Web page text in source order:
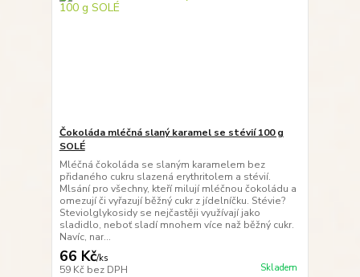
Čokoláda mléčná slaný karamel se stévií 100 g
SOLÉ
Mléčná čokoláda se slaným karamelem bez
přidaného cukru slazená erythritolem a stévií.
Mlsání pro všechny, kteří milují mléčnou čokoládu a
omezují či vyřazují běžný cukr z jídelníčku. Stévie?
Steviolglykosidy se nejčastěji využívají jako
sladidlo, neboť sladí mnohem více naž běžný cukr.
Navíc, nar...
66 Kč/ks
59 Kč bez DPH Skladem